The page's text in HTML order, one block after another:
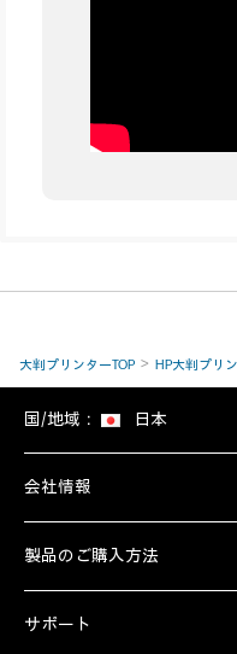
大判プリンターTOP HP大判プリ
国/地域： 日本
会社情報
製品のご購入方法
サポート